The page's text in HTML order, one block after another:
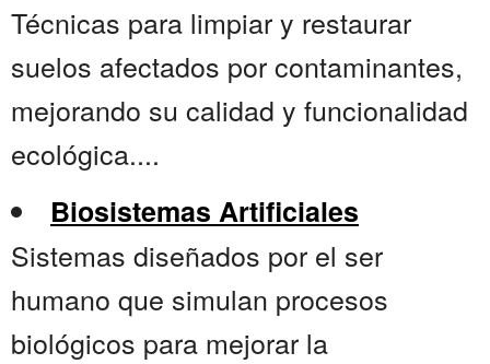
Técnicas para limpiar y restaurar
suelos afectados por contaminantes,
mejorando su calidad y funcionalidad
ecológica....
Biosistemas Artificiales
Sistemas diseñados por el ser
humano que simulan procesos
biológicos para mejorar la